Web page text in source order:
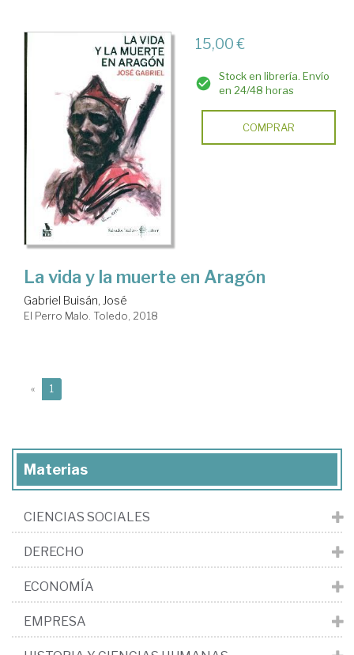
15,00 €
Stock en librería. Envío
en 24/48 horas
COMPRAR
La vida y la muerte en Aragón
Gabriel Buisán, José
El Perro Malo. Toledo, 2018
« 1
Materias
CIENCIAS SOCIALES
DERECHO
ECONOMÍA
EMPRESA